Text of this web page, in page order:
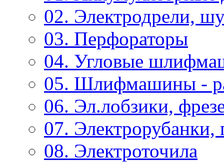
02. Электродрели,
03. Перфораторы
04. Угловые
05. Шлифмашины -
06. Эл.лобзики,
07. Электрорубанки,
08. Электроточила